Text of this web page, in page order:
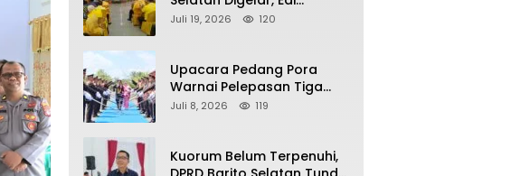
Pratowo Targetkan
Juli 19, 2026 120
Upacara Pedang Pora
Warnai Pelepasan Tiga
Perwira Polres Barito
Juli 8, 2026 119
Kuorum Belum Terpenuhi,